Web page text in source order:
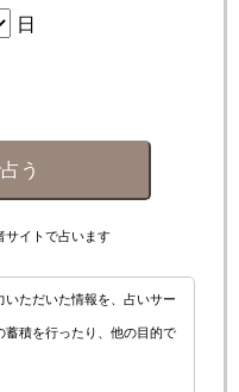
日
う
サイトで占います
ただいた情報を、占いサー
蓄積を行ったり、他の目的で